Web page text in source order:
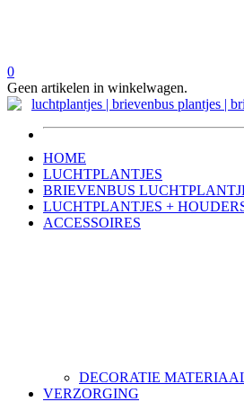
0
Geen artikelen in winkelwagen.
HOME
LUCHTPLANTJES
BRIEVENBUS
LUCHTPLANTJES +
ACCESSOIRES
DECORATIE
VERZORGING